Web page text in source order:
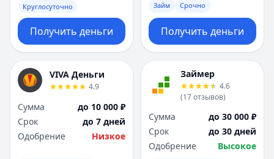
Т
Тверь
Тольятти
Томск
Тула
Тюмень
У
Ульяновск
Х
Т
Тверь
Тольятти
Томск
Тула
Тюмень
У
Ульяновск
Х
Круглосуточно
Получить деньги
Займ Срочно
Получить деньги
VIVA Деньги
4.9
Сумма
до 10 000 ₽
Срок
до 7 дней
Одобрение
Низкое
Займер
4.6
(17отзывов)
Сумма
до 30 000 ₽
Срок
до 30 дней
Одобрение
Высокое